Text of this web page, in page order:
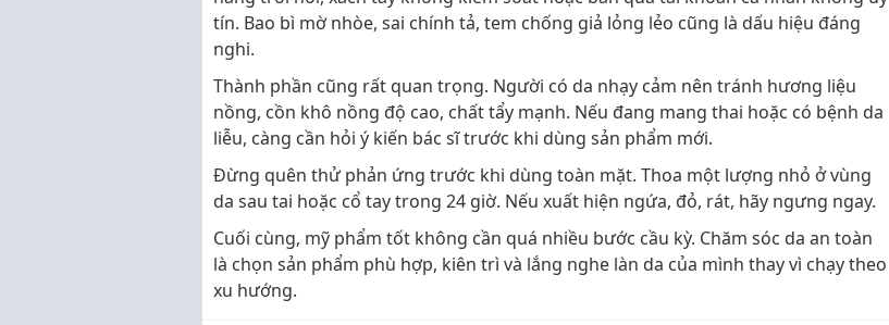
tín. Bao bì mờ nhòe, sai chính tả, tem chống giả lỏng lẻo cũng là dấu hiệu đáng
nghi.
Thành phần cũng rất quan trọng. Người có da nhạy cảm nên tránh hương liệu
nồng, cồn khô nồng độ cao, chất tẩy mạnh. Nếu đang mang thai hoặc có bệnh da
liễu, càng cần hỏi ý kiến bác sĩ trước khi dùng sản phẩm mới.
Đừng quên thử phản ứng trước khi dùng toàn mặt. Thoa một lượng nhỏ ở vùng
da sau tai hoặc cổ tay trong 24 giờ. Nếu xuất hiện ngứa, đỏ, rát, hãy ngưng ngay.
Cuối cùng, mỹ phẩm tốt không cần quá nhiều bước cầu kỳ. Chăm sóc da an toàn
là chọn sản phẩm phù hợp, kiên trì và lắng nghe làn da của mình thay vì chạy theo
xu hướng.